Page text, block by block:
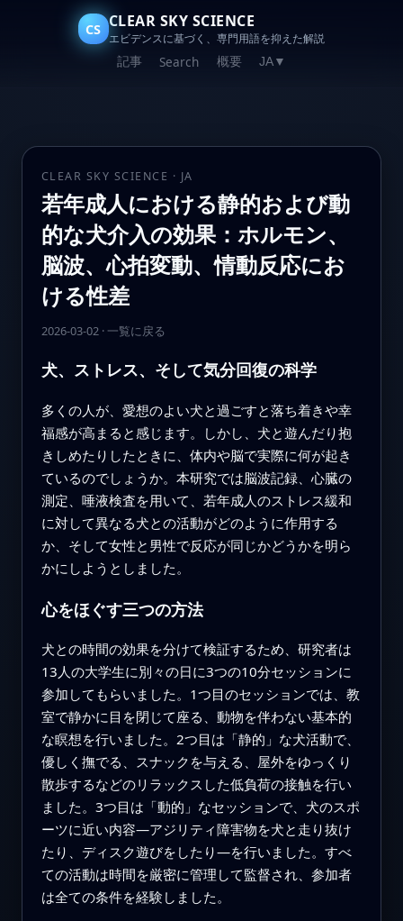
CS CLEAR SKY SCIENCE
エビデンスに基づく、専門用語を抑えた解説
記事 Search 概要 JA▼
CLEAR SKY SCIENCE · JA
若年成人における静的および動
的な犬介入の効果：ホルモン、
脳波、心拍変動、情動反応にお
ける性差
2026-03-02· 一覧に戻る
犬、ストレス、そして気分回復の科学
多くの人が、愛想のよい犬と過ごすと落ち着きや幸
福感が高まると感じます。しかし、犬と遊んだり抱
きしめたりしたときに、体内や脳で実際に何が起き
ているのでしょうか。本研究では脳波記録、心臓の
測定、唾液検査を用いて、若年成人のストレス緩和
に対して異なる犬との活動がどのように作用する
か、そして女性と男性で反応が同じかどうかを明ら
かにしようとしました。
心をほぐす三つの方法
犬との時間の効果を分けて検証するため、研究者は
13人の大学生に別々の日に3つの10分セッションに
参加してもらいました。1つ目のセッションでは、教
室で静かに目を閉じて座る、動物を伴わない基本的
な瞑想を行いました。2つ目は「静的」な犬活動で、
優しく撫でる、スナックを与える、屋外をゆっくり
散歩するなどのリラックスした低負荷の接触を行い
ました。3つ目は「動的」なセッションで、犬のスポ
ーツに近い内容—アジリティ障害物を犬と走り抜け
たり、ディスク遊びをしたり—を行いました。すべ
ての活動は時間を厳密に管理して監督され、参加者
は全ての条件を経験しました。